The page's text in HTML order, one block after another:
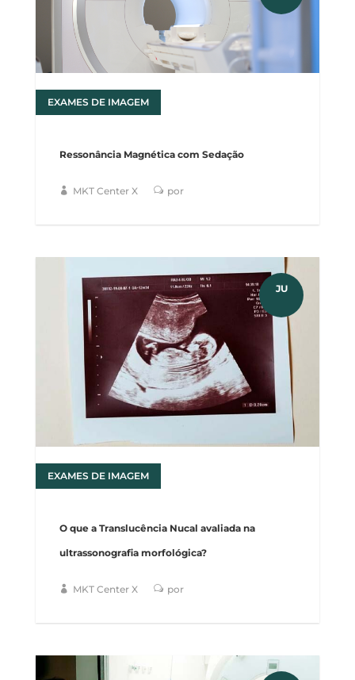
Ressonância Magnética com Sedação
EXAMES DE IMAGEM
MKT Center X por
O que a Translucência Nucal avaliada na
ultrassonografia morfológica?
EXAMES DE IMAGEM
MKT Center X por
27
JU